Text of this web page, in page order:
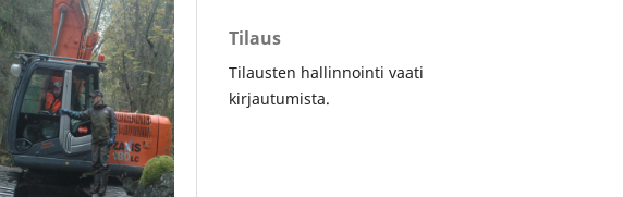
Tilaus
Tilausten hallinnointi vaati
kirjautumista.